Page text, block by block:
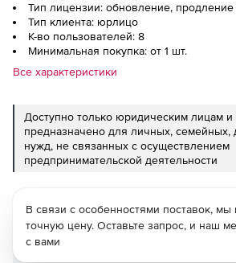
Тип лицензии: обновление, продление
Тип клиента: юрлицо
К-во пользователей: 8
Минимальная покупка: от 1 шт.
Все характеристики
Доступно только юридическим лицам
предназначено для личных,
нужд, не связанных с осуществлением
предпринимательской деятельности
В связи с особенностями поставок, мы
точную цену. Оставьте запрос, и наш
с вами